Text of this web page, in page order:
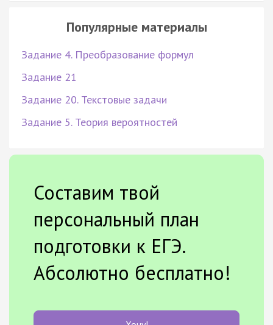
Популярные материалы
Задание 4. Преобразование формул
Задание 21
Задание 20. Текстовые задачи
Задание 5. Теория вероятностей
Составим твой
персональный план
подготовки к ЕГЭ.
Абсолютно бесплатно!